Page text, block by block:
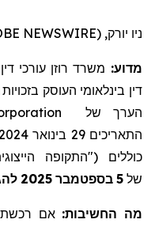
ניו יורק, Sept. 02, 2025 (GLOBE NEWSWIRE) --
מדוע: משרד רוזן עורכי
דין בינלאומי העוסק
הערך של
התאריכים29 בינואר
כוללים ("התקופה
של 5 בספטמבר 2025
מה החשיבות: אם